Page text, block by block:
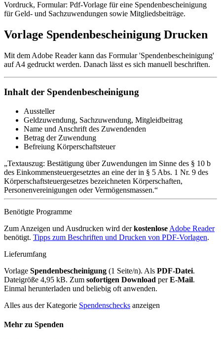
Vordruck, Formular: Pdf-Vorlage für eine Spendenbescheinigung
für Geld- und Sachzuwendungen sowie Mitgliedsbeiträge.
Vorlage Spendenbescheinigung Drucken
Mit dem Adobe Reader kann das Formular 'Spendenbescheinigung'
auf A4 gedruckt werden. Danach lässt es sich manuell beschriften.
Inhalt der Spendenbescheinigung
Aussteller
Geldzuwendung, Sachzuwendung, Mitgleidbeitrag
Name und Anschrift des Zuwendenden
Betrag der Zuwendung
Befreiung Körperschaftsteuer
Textauszug: Bestätigung über Zuwendungen im Sinne des § 10 b
des Einkommensteuergesetztes an eine der in § 5 Abs. 1 Nr. 9 des
Körperschaftsteuergesetzes bezeichneten Körperschaften,
Personenvereinigungen oder Vermögensmassen.
Benötigte Programme
Zum Anzeigen und Ausdrucken wird derkostenlose Adobe Reader
benötigt. Tipps zum Beschriften und Drucken von PDF-Vorlagen.
Lieferumfang
Vorlage Spendenbescheinigung (1 Seite/n). Als PDF-Datei.
Dateigröße 4,95 kB. Zum sofortigen Download perE-Mail.
Einmal herunterladen und beliebig oft anwenden.
Alles aus der Kategorie Spendenschecks anzeigen
Mehr zu Spenden